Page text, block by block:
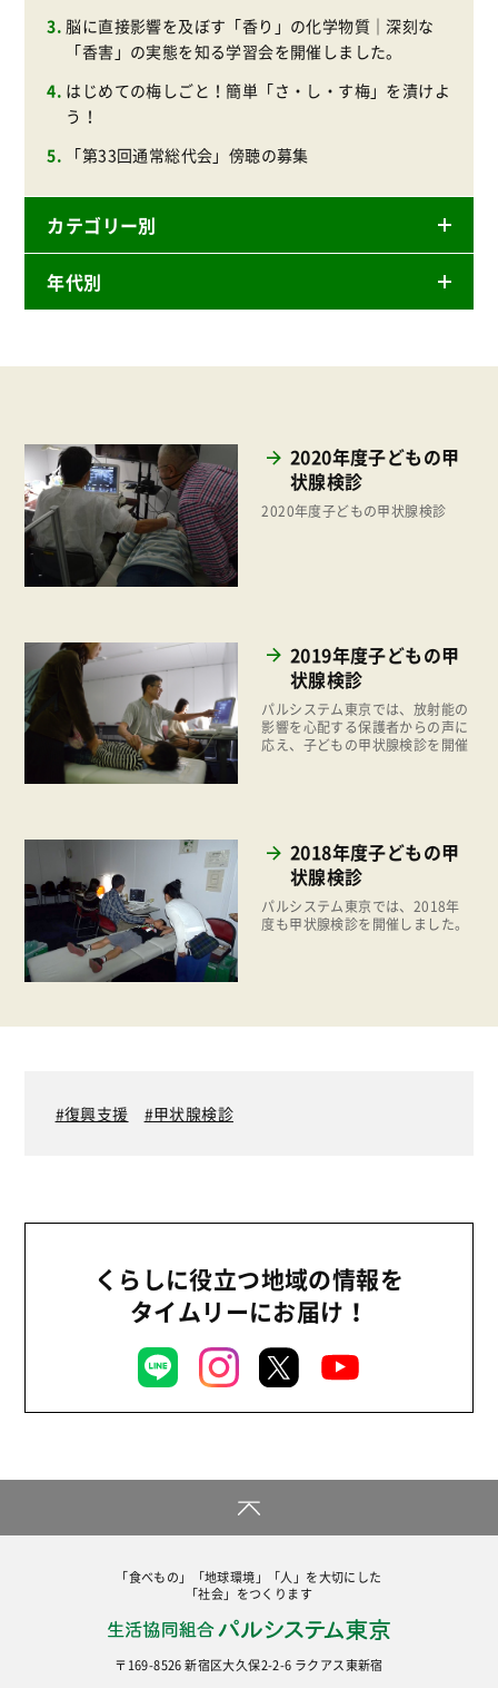
脳に直接影響を及ぼす「香り」の化学物質｜深刻な
「香害」の実態を知る学習会を開催しました。
はじめての梅しごと！簡単「さ・し・す梅」を漬けよ
う！
「第33回通常総代会」傍聴の募集
カテゴリー別
ニュースリリース
商品
環境
地域コミュニティ
組合員活動
平和と国際連帯
お米の出前授業
いなぎめぐみの里山
ぱる★キッズ
パルシステムでんき
復興支援
機関運営
消費者
福祉
地場野菜
食育
年代別
2023年
2022年
2021年
2020年
2018年
2017年
2016年
2015年
2013年
2012年
2011年
2020年度子どもの甲
状腺検診
2020年度子どもの甲状腺検診
2019年度子どもの甲
状腺検診
パルシステム東京では、放射能の
影響を心配する保護者からの声に
応え、子どもの甲状腺検診を開催
2018年度子どもの甲
状腺検診
パルシステム東京では、2018年
度も甲状腺検診を開催しました。
復興支援 甲状腺検診
くらしに役立つ地域の情報を
タイムリーにお届け！
「食べもの」「地球環境」「人」を大切にした
「社会」をつくります
〒169-8526 新宿区大久保2-2-6 ラクアス東新宿